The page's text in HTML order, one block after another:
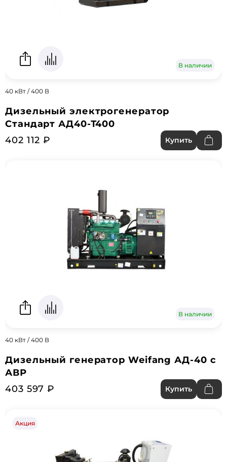
В наличии
40 кВт / 400 В
Дизельный электрогенератор
Стандарт АД40-Т400
402 112 ₽
Купить
В наличии
40 кВт / 400 В
Дизельный генератор Weifang АД-40 с
АВР
403 597 ₽
Купить
Акция